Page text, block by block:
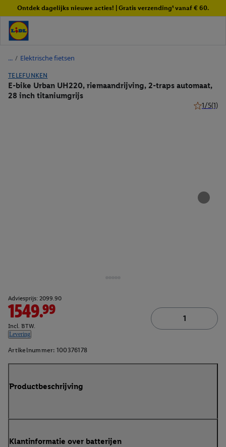
Ontdek dagelijks nieuwe acties! | Gratis verzending¹ vanaf € 60.
/ Elektrische fietsen
TELEFUNKEN
E-bike Urban UH220, riemaandrijving, 2-traps automaat,
28 inch titaniumgrijs
1/5(1)
Adviesprijs: 2099.90
1549.99
Incl. BTW.
Levering
Artikelnummer: 100376178
Productbeschrijving
Klantinformatie over batterijen